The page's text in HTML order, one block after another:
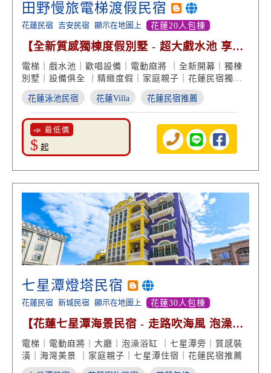
田野慢旅電梯渡假民宿
花蓮民宿 吉安民宿 顯示在地圖上 花蓮20人包棟
【全新質感獨棟度假別墅 - 超大戲水池 享受
全娛樂】
電梯｜戲水池｜歡唱設備｜電動麻將 ｜全新開幕｜獨棟
別墅｜設備俱全 ｜精緻度假｜家庭親子｜花蓮民宿獨棟
推薦
花蓮泳池民宿 花蓮Villa 花蓮民宿推薦
📣 最低價
$ 起
七星潭燈塔民宿
花蓮民宿 新城民宿 顯示在地圖上 花蓮30人包棟
【花蓮七星潭海景民宿 - 走路吹海風 泡澡露
台賞海景】
電梯｜電動麻將｜大廳｜泡澡浴缸 ｜七星潭旁｜質感裝
潢｜海灣美景 ｜家庭親子｜七星潭住宿｜花蓮民宿推薦